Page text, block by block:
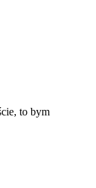
to bym